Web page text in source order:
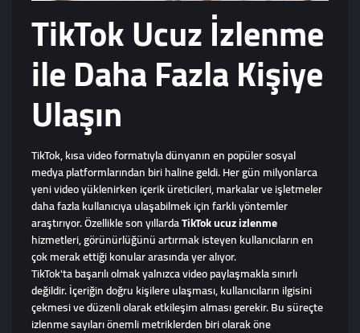
TikTok Ucuz İzlenme
ile Daha Fazla Kişiye
Ulaşın
TikTok, kısa video formatıyla dünyanın en popüler sosyal
medya platformlarından biri haline geldi. Her gün milyonlarca
yeni video yüklenirken içerik üreticileri, markalar ve işletmeler
daha fazla kullanıcıya ulaşabilmek için farklı yöntemler
araştırıyor. Özellikle son yıllardaTikTok ucuz izlenme
hizmetleri, görünürlüğünü artırmak isteyen kullanıcıların en
çok merak ettiği konular arasında yer alıyor.
TikTok'ta başarılı olmak yalnızca video paylaşmakla sınırlı
değildir. İçeriğin doğru kişilere ulaşması, kullanıcıların ilgisini
çekmesi ve düzenli olarak etkileşim alması gerekir. Bu süreçte
izlenme sayıları önemli metriklerden biri olarak öne